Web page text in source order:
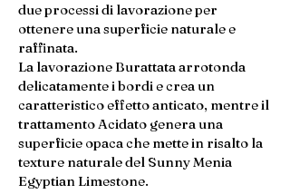
due processi di lavorazione per
ottenere una superficie naturale e
raffinata.
La lavorazione Burattata arrotonda
delicatamente i bordi e crea un
caratteristico effetto anticato, mentre il
trattamento Acidato genera una
superficie opaca che mette in risalto la
texture naturale del Sunny Menia
Egyptian Limestone.